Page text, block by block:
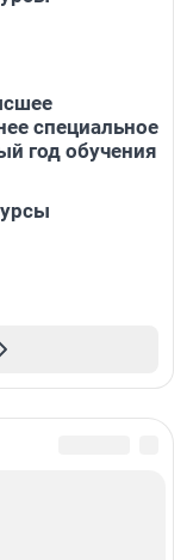
специальное
год обучения